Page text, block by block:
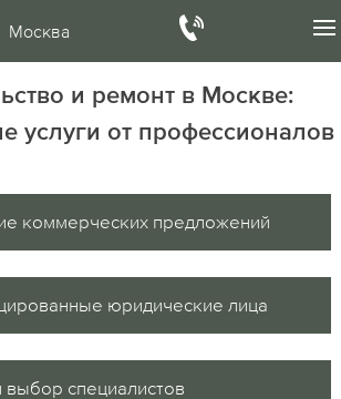
Москва
и ремонт в Москве:
услуги от профессионалов
коммерческих предложений
юридические лица
специалистов